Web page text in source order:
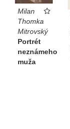
Milan
Thomka
Mitrovský
Portrét
neznámeho
muža